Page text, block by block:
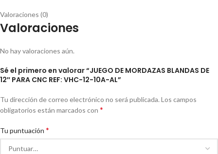
Valoraciones (0)
Valoraciones
No hay valoraciones aún.
Sé el primero en valorar “JUEGO DE MORDAZAS BLANDAS DE
12″ PARA CNC REF: VHC-12-10A-AL”
Tu dirección de correo electrónico no será publicada. Los campos
obligatorios están marcados con *
Tu puntuación *